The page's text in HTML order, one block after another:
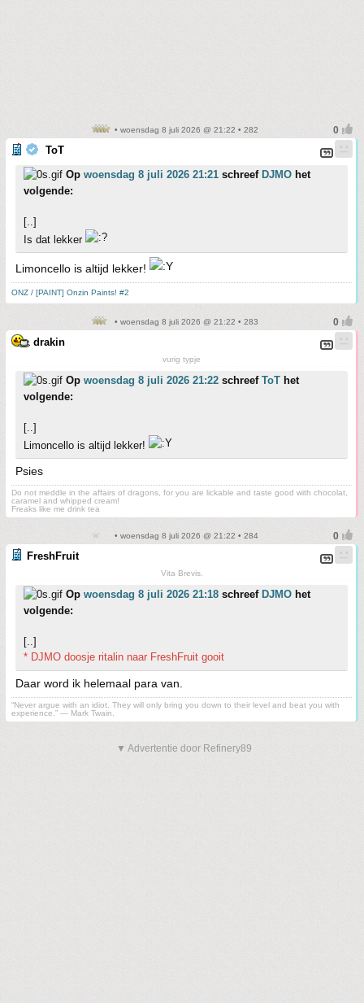
• woensdag 8 juli 2026 @ 21:22 • 282
ToT
Op woensdag 8 juli 2026 21:21 schreef DJMO het
volgende:
[..]
Is dat lekker
Limoncello is altijd lekker!
ONZ / [PAINT] Onzin Paints! #2
• woensdag 8 juli 2026 @ 21:22 • 283
drakin
vurig typje
Op woensdag 8 juli 2026 21:22 schreef ToT het
volgende:
[..]
Limoncello is altijd lekker!
Psies
Do not meddle in the affairs of dragons, for you are lickable and taste good with chocolat,
caramel and whipped cream!
Freaks like me drink tea
• woensdag 8 juli 2026 @ 21:22 • 284
FreshFruit
Vita Brevis.
Op woensdag 8 juli 2026 21:18 schreef DJMO het
volgende:
[..]
* DJMO doosje ritalin naar FreshFruit gooit
Daar word ik helemaal para van.
“Never argue with an idiot. They will only bring you down to their level and beat you with
experience.” ― Mark Twain.
▼ Advertentie door Refinery89